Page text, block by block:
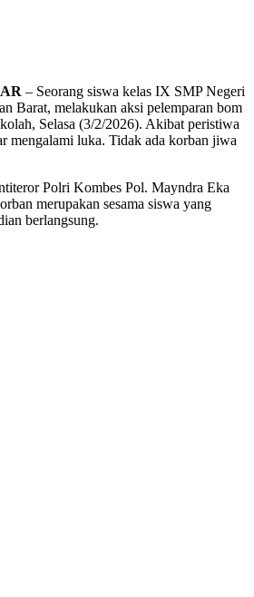
– Seorang siswa kelas IX SMP Negeri
Barat, melakukan aksi pelemparan bom
Selasa (3/2/2026). Akibat peristiwa
mengalami luka. Tidak ada korban jiwa
Polri Kombes Pol. Mayndra Eka
merupakan sesama siswa yang
berlangsung.